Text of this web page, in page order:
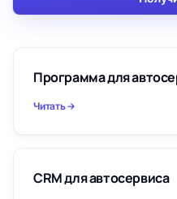
Программа для
Читать
CRM для автосервиса